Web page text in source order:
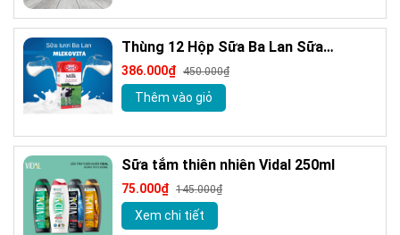
Thùng 12 Hộp Sữa Ba Lan Sữa
MLEKOVITA Sữa Tươi Nguyên Kem 1 L
Sữa Nhập Khẩu
386.000₫ 450.000₫
Thêm vào giỏ
Sữa tắm thiên nhiên Vidal 250ml
75.000₫ 145.000₫
Xem chi tiết